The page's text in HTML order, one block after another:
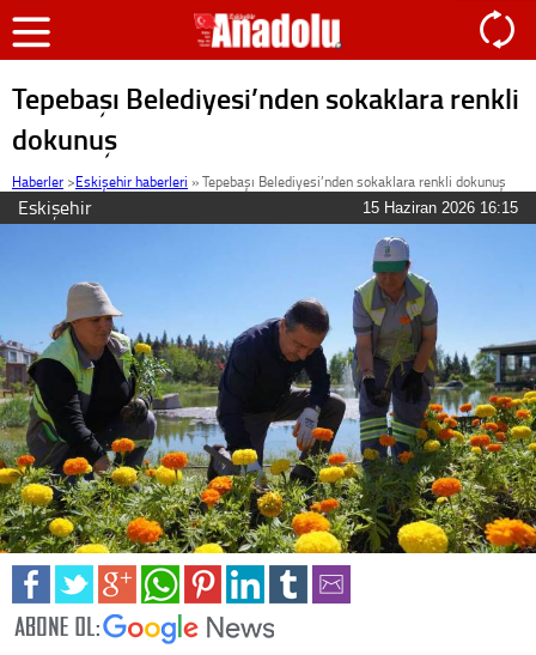
Tepebaşı Belediyesi’nden sokaklara renkli
dokunuş
Haberler >Eskişehir haberleri »Tepebaşı Belediyesi’nden sokaklara renkli dokunuş
Eskişehir 15 Haziran 2026 16:15